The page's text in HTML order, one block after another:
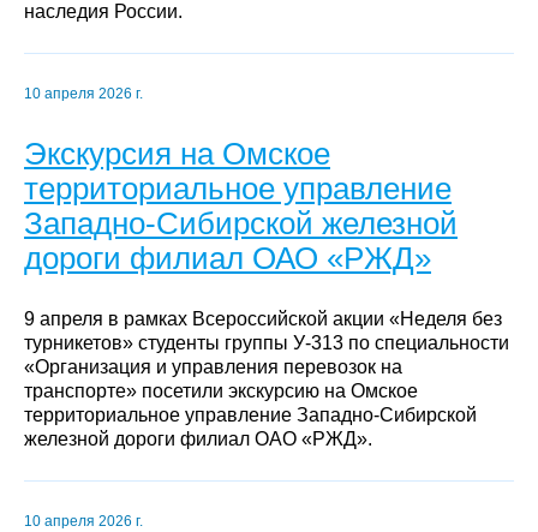
наследия России.
10 апреля 2026 г.
Экскурсия на Омское
территориальное управление
Западно-Сибирской железной
дороги филиал ОАО «РЖД»
9 апреля в рамках Всероссийской акции «Неделя без
турникетов» студенты группы У-313 по специальности
«Организация и управления перевозок на
транспорте» посетили экскурсию на Омское
территориальное управление Западно-Сибирской
железной дороги филиал ОАО «РЖД».
10 апреля 2026 г.